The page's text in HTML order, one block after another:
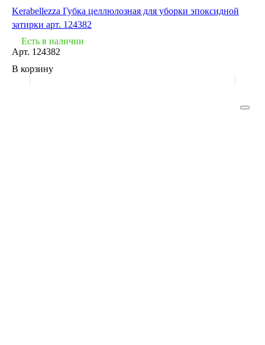
Kerabellezza Губка целлюлозная для уборки эпоксидной
затирки арт. 124382
Есть в наличии
Арт. 124382
В корзину